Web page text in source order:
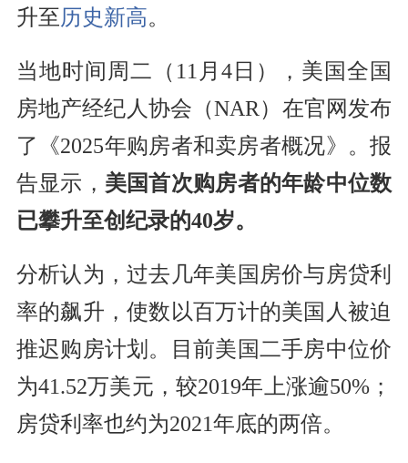
升至历史新高。
当地时间周二（11月4日），美国全国
房地产经纪人协会（NAR）在官网发布
了《2025年购房者和卖房者概况》。报
告显示， 美国首次购房者的年龄中位数
已攀升至创纪录的40岁。
分析认为，过去几年美国房价与房贷利
率的飙升，使数以百万计的美国人被迫
推迟购房计划。目前美国二手房中位价
为41.52万美元，较2019年上涨逾50%；
房贷利率也约为2021年底的两倍。